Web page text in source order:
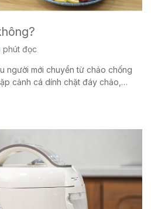
phút đọc
người mới chuyển từ chảo chống
cảnh cá dính chặt đáy chảo,